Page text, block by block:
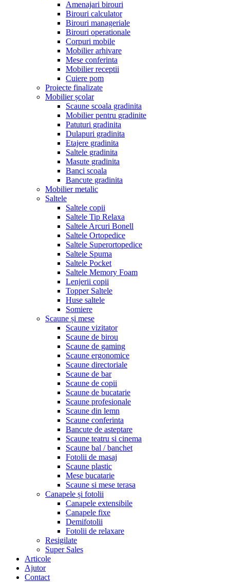
Amenajari birouri
Birouri calculator
Birouri manageriale
Birouri operationale
Corpuri mobile
Mobilier arhivare
Mese conferinta
Mobilier receptii
Cuiere pom
Proiecte finalizate
Mobilier școlar
Scaune scoala gradinita
Mobilier pentru gradinite
Patuturi gradinita
Dulapuri gradinita
Etajere gradinita
Saltele gradinita
Masute gradinita
Banci scoala
Bancute gradinita
Mobilier metalic
Saltele
Saltele copii
Saltele Tip Relaxa
Saltele Arcuri Bonell
Saltele Ortopedice
Saltele Superortopedice
Saltele Spuma
Saltele Pocket
Saltele Memory Foam
Lenjerii copii
Topper Saltele
Huse saltele
Somiere
Scaune și mese
Scaune vizitator
Scaune de birou
Scaune de gaming
Scaune ergonomice
Scaune directoriale
Scaune de bar
Scaune de copii
Scaune de bucatarie
Scaune profesionale
Scaune din lemn
Scaune conferinta
Bancute de asteptare
Scaune teatru si cinema
Scaune bal / banchet
Fotolii de masaj
Scaune plastic
Mese bucatarie
Scaune si mese terasa
Canapele și fotolii
Canapele extensibile
Canapele fixe
Demifotolii
Fotolii de relaxare
Resigilate
Super Sales
Articole
Ajutor
Contact